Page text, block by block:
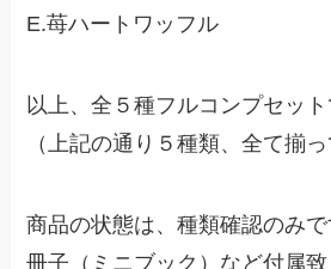
E.苺ハートワッフル
以上、全５種フルコンプセット
（上記の通り５種類、全て揃っ
商品の状態は、種類確認のみで
冊子（ミニブック）など付属致